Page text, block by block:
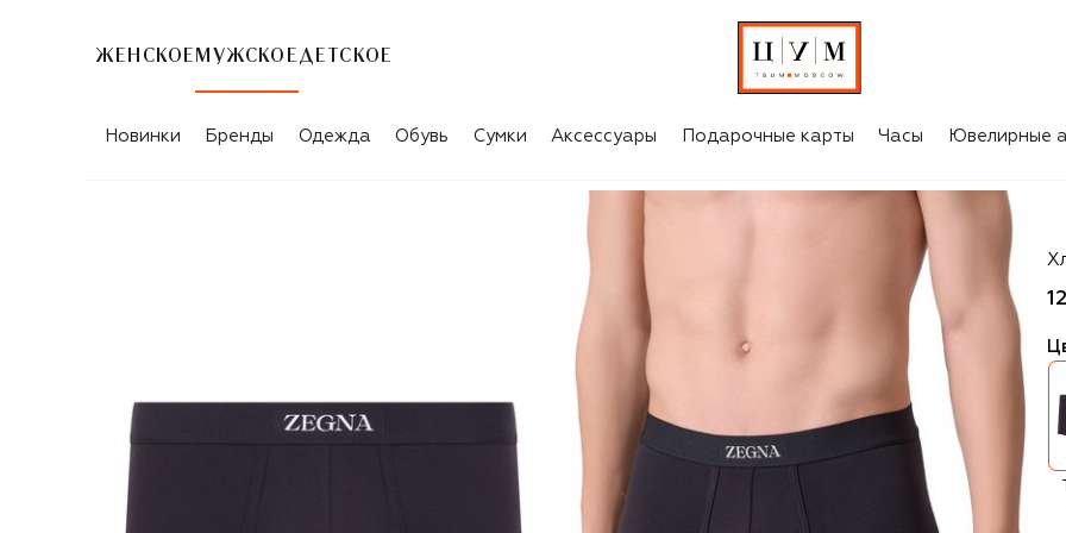
ЖЕНСКОЕ МУЖСКОЕ ДЕТСКОЕ
Новинки Бренды Одежда Обувь Сумки Аксессуары Подарочные карты Часы Ювелирные